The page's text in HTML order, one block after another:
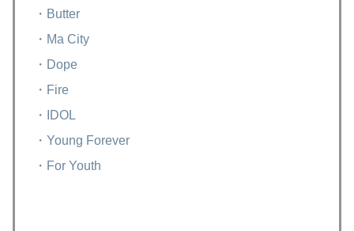
・Butter
・Ma City
・Dope
・Fire
・IDOL
・Young Forever
・For Youth